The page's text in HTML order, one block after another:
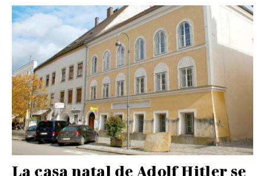
La casa natal de Adolf Hitler se